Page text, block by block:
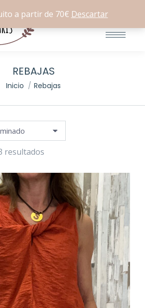
a partir de 70€ Descartar
REBAJAS
Estás aquí:
Inicio Rebajas
resultados